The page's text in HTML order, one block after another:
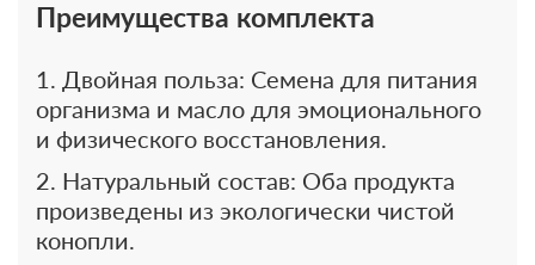
Преимущества комплекта
Двойная польза: Семена для питания
организма и масло для эмоционального
и физического восстановления.
Натуральный состав: Оба продукта
произведены из экологически чистой
конопли.